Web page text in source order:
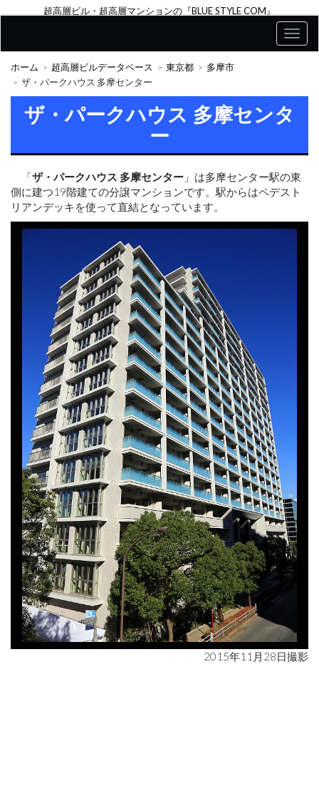
超高層ビル・超高層マンションの『BLUE STYLE COM』
ホーム 超高層ビルデータベース 東京都
多摩市
ザ・パークハウス 多摩センター
ザ・パークハウス 多摩センタ
ー
「ザ・パークハウス 多摩センター 」は多摩センター駅の東
側に建つ19階建ての分譲マンションです。駅からはペデスト
リアンデッキを使って直結となっています。
2015年11月28日撮影